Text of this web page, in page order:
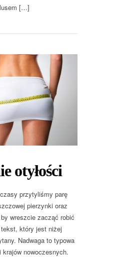
[…]
otyłości
przytyliśmy parę
pierzynki oraz
wreszcie zacząć robić
który jest niżej
Nadwaga to typowa
krajów nowoczesnych.